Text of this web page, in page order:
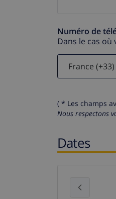
Numéro de
Dans le cas
( * Les champs
Nous respectons
Dates